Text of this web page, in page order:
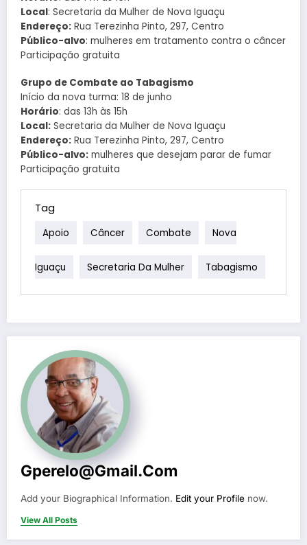
Local: Secretaria da Mulher de Nova Iguaçu
Endereço: Rua Terezinha Pinto, 297, Centro
Público-alvo: mulheres em tratamento contra o câncer
Participação gratuita
Grupo de Combate ao Tabagismo
Início da nova turma: 18 de junho
Horário: das 13h às 15h
Local: Secretaria da Mulher de Nova Iguaçu
Endereço: Rua Terezinha Pinto, 297, Centro
Público-alvo: mulheres que desejam parar de fumar
Participação gratuita
Tag
Apoio Câncer Combate Nova
Iguaçu Secretaria Da Mulher Tabagismo
Gperelo@gmail.com
Add your Biographical Information. Edit your Profile now.
View All Posts